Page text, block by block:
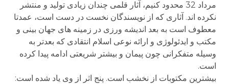
مرداد 32 محدود کنیم، آثار قلمی چندان زیادی تولید و منتشر
نکرده اند. آثاری که از نویسندگان نخست در دست است، عمدتا
معطوف است به بعد اندیشه ورزی در زمینه های جهان بینی و
مکتب و ایدئولوژی و ارائه نوعی اسلام انتقادی که بعدتر به
وسیله متفکرانی چون پیمان و بیشتر شریعتی ادامه پیدا کرده
است.
بیشترین مکتوبات از نخشب است. پنج اثر از وی یاد شده است: